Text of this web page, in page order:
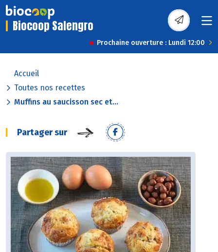
Biocoop Salengro
Prochaine ouverture : Lundi 12:00
Accueil
Toutes nos recettes
Muffins au saucisson sec et...
Partager sur